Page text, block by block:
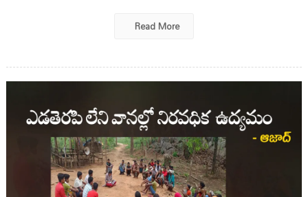
Read More